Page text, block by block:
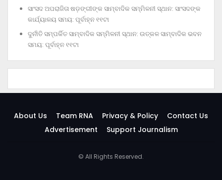
ସାଂସଦ ଅପରାଜିତା ଷଡ଼ଙ୍ଗୀଙ୍କ ସାମ୍ବାଦିକ ସମ୍ମିଳନୀ ସ୍ଥାନ: ସାଂସଦଙ୍କ
କାର୍ଯ୍ୟାଳୟ ସମୟ: ପୂର୍ବାହ୍ନ ୧୧ଟା
ଦୁର୍ନୀତି ସମ୍ପର୍କିତ ସାମ୍ବାଦିକ ସମ୍ମିଳନୀ ସ୍ଥାନ: ଉତ୍କଳ ସାମ୍ବାଦିକ ଭବନ
ସମୟ: ପୂର୍ବାହ୍ନ ୧୧ଟା
About Us Team RNA Privacy & Policy
Contact Us
Advertisement
Support Journalism
© All Rights Reserved.